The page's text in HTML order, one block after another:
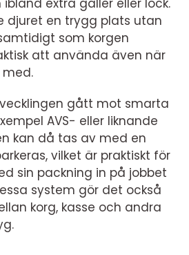
extra galler eller lock.
djuret en trygg plats utan
som korgen
att använda även när
gått mot smarta
AVS- eller liknande
kan då tas av med en
vilket är praktiskt för
sin packning in på jobbet
system gör det också
korg, kasse och andra